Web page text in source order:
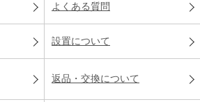
よくある質問
設置について
返品・交換について